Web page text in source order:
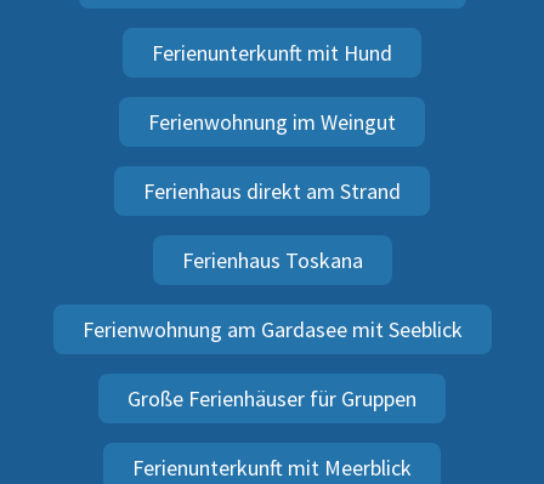
Ferienunterkunft mit Hund
Ferienwohnung im Weingut
Ferienhaus direkt am Strand
Ferienhaus Toskana
Ferienwohnung am Gardasee mit Seeblick
Große Ferienhäuser für Gruppen
Ferienunterkunft mit Meerblick